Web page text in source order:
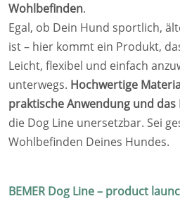
Wohlbefinden.
Egal, ob Dein Hund sportlich,
ist – hier kommt ein Produkt,
Leicht, flexibel und einfach
unterwegs. Hochwertige
praktische Anwendung und das
die Dog Line unersetzbar. Sei
Wohlbefinden Deines Hundes.
BEMER Dog Line – product